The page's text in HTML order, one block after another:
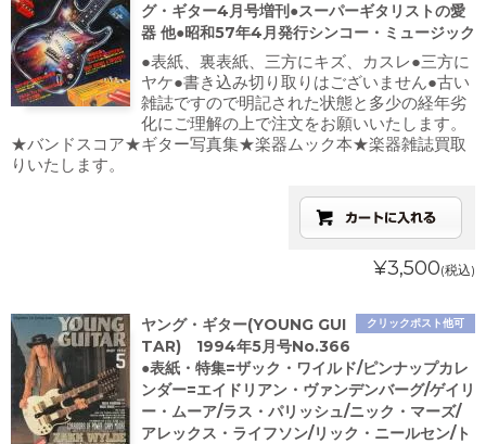
グ・ギター4月号増刊●スーパーギタリストの愛
器 他●昭和57年4月発行シンコー・ミュージック
●表紙、裏表紙、三方にキズ、カスレ●三方に
ヤケ●書き込み切り取りはございません●古い
雑誌ですので明記された状態と多少の経年劣
化にご理解の上で注文をお願いいたします。
★バンドスコア★ギター写真集★楽器ムック本★楽器雑誌買取
りいたします。
¥3,500(税込)
クリックポスト他可
ヤング・ギター(YOUNG GUI
TAR) 1994年5月号No.366
●表紙・特集=ザック・ワイルド/ピンナップカレ
ンダー=エイドリアン・ヴァンデンバーグ/ゲイリ
ー・ムーア/ラス・パリッシュ/ニック・マーズ/
アレックス・ライフソン/リック・ニールセン/ト